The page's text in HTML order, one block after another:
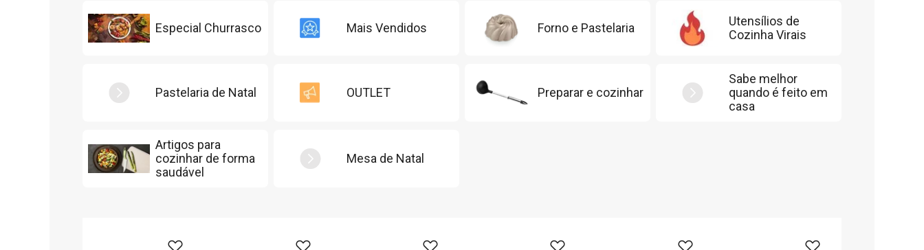
Especial Churrasco Mais Vendidos Forno e Pastelaria
Utensílios de
Cozinha Virais
Pastelaria de Natal OUTLET Preparar e cozinhar
Sabe melhor
quando é feito em
casa
Artigos para
cozinhar de forma
saudável
Mesa de Natal